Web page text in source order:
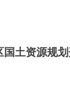
国土资源规